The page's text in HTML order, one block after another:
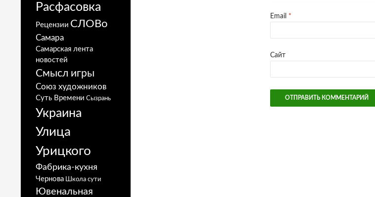
Email *
Сайт
Расфасовка
Рецензии СЛОВо
Самара
Самарская лента
новостей
Смысл игры
Союз художников
Суть Времени Сызрань
Украина
Улица
Урицкого
Фабрика-кухня
Чернова Школа сути
Ювенальная